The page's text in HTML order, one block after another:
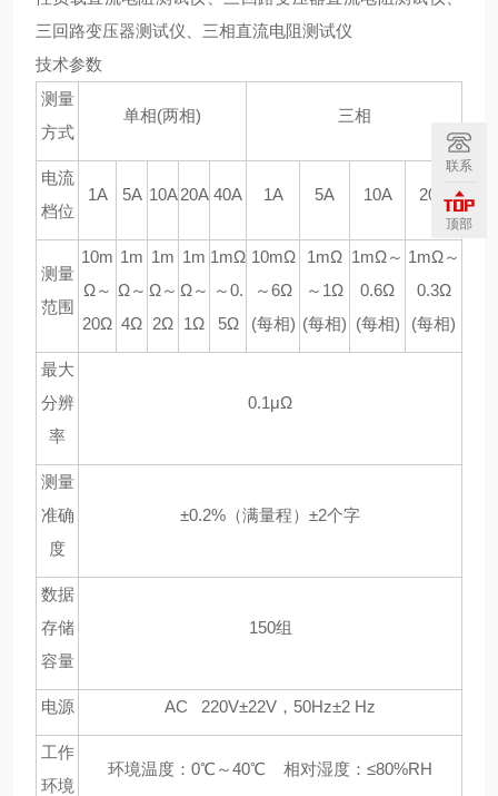
三回路变压器测试仪、三相直流电阻测试仪
技术参数
测量
方式
单相(两相) 三相
电流
档位
1A 5A 10A 20A 40A 1A 5A 10A 20A
测量
范围
10m
Ω～
20Ω
1m
Ω～
4Ω
1m
Ω～
2Ω
1m
Ω～
1Ω
1mΩ
～0.
5Ω
10mΩ
～6Ω
(每相)
1mΩ
～ 1Ω
(每相)
1mΩ～
0.6Ω
(每相)
1mΩ～
0.3Ω
(每相)
最大
分辨
率
0.1μΩ
测量
准确
度
±0.2% （满量程） ±2个字
数据
存储
容量
150组
电源 AC 220V±22V ， 50Hz±2 Hz
工作
环境
环境温度： 0℃ ～40℃ 相对湿度： ≤80%RH
联系
顶部